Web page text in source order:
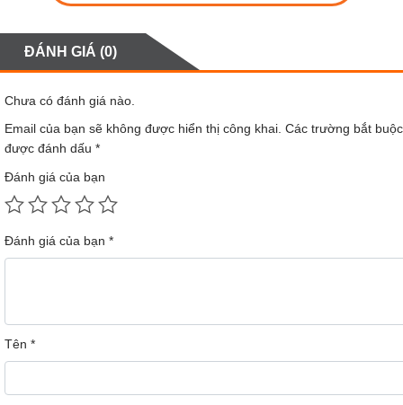
Thiết kế nhỏ gọn sang trọng
Máy hút ẩm thông minh
thiết kế hiện đại với màu trắng tinh tế và đường nét
mềm mại, dễ dàng trở thành điểm nhấn trang trí
trong không gian sống của bạn. Nhờ thiết kế tối
giản và thanh lịch, máy hút ẩm thông minh Xiaomi
22L không chỉ đảm bảo sự tiện lợi mà còn hài hòa
với mọi phong cách nội thất.
ĐÁNH GIÁ (0)
Chưa có đánh giá nào.
Email của bạn sẽ không được hiển thị công khai. Các trường bắt buộc
được đánh dấu *
Đánh giá của bạn
Đánh giá của bạn *
Tên *